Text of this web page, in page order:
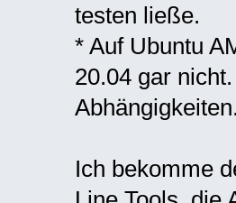
testen ließe.
* Auf Ubuntu
20.04 gar
Ich bekomme